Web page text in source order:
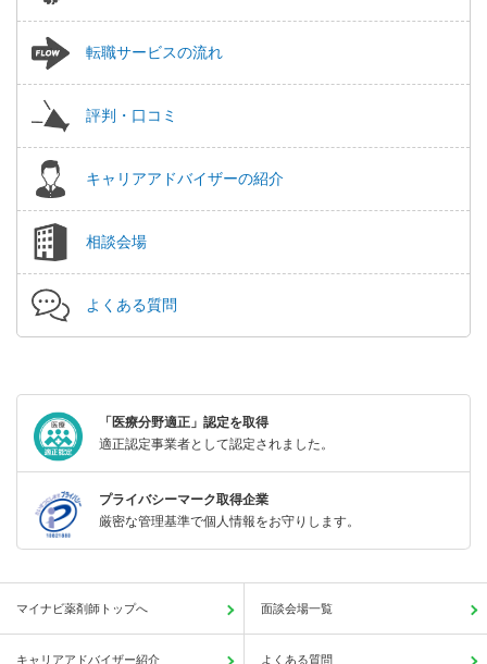
転職サービスの流れ
評判・口コミ
キャリアアドバイザーの紹介
相談会場
よくある質問
「医療分野適正」認定を取得
適正認定事業者として認定されました。
プライバシーマーク取得企業
厳密な管理基準で個人情報をお守りします。
マイナビ薬剤師トップへ 面談会場一覧
キャリアアドバイザー紹介 よくある質問